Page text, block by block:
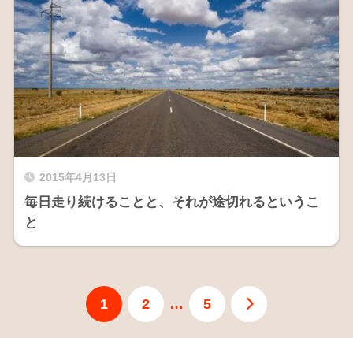
2015年4月13日
毎日走り続けることと、それが途切れるというこ
と
1 2 … 5